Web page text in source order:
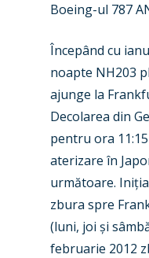
Boeing-ul 787
Începând cu
noapte NH203
ajunge la
Decolarea din
pentru ora 11
aterizare în
următoare. Iniț
zbura spre
(luni, joi și
februarie 2012